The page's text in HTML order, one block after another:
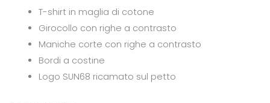
T-shirt in maglia di cotone
Girocollo con righe a contrasto
Maniche corte con righe a contrasto
Bordi a costine
Logo SUN68 ricamato sul petto